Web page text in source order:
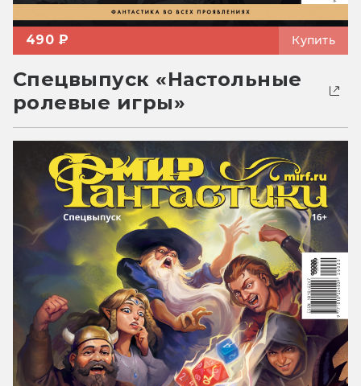
490 ₽ Купить
Спецвыпуск «Настольные
ролевые игры»